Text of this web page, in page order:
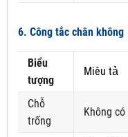
6. Công tắc chân không
Biểu
tượng
Miêu tả
Chỗ
trống
Không